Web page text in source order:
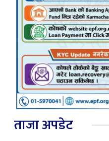
ताजा अपडेट